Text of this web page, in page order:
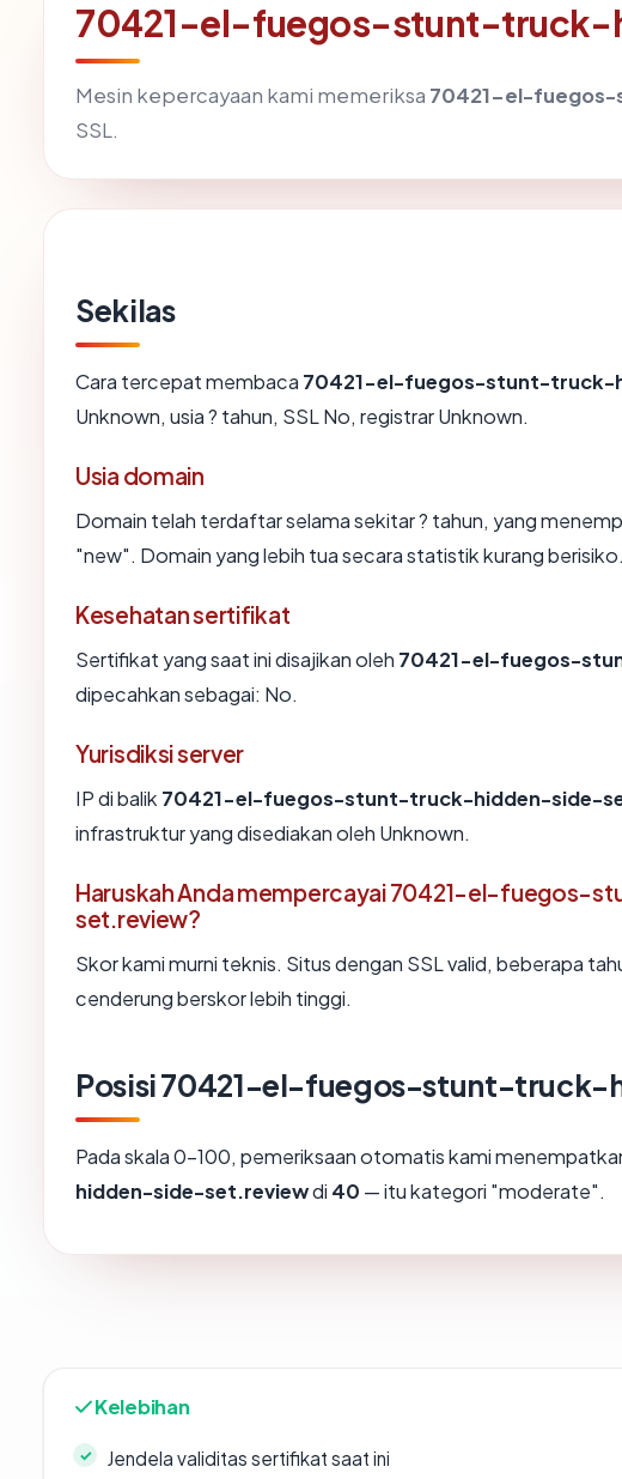
70421-el-fuegos-stunt-truck-
Mesin kepercayaan kami memeriksa 70421-el-
SSL.
Sekilas
Cara tercepat membaca 70421-el-fuegos-stunt-truck-
Unknown, usia ? tahun, SSL No, registrar Unknown.
Usia domain
Domain telah terdaftar selama sekitar ? tahun, yang
"new". Domain yang lebih tua secara statistik kurang berisiko.
Kesehatan sertifikat
Sertifikat yang saat ini disajikan oleh 70421-el-fuegos-
dipecahkan sebagai: No.
Yurisdiksi server
IP di balik 70421-el-fuegos-stunt-truck-hidden-side-
infrastruktur yang disediakan oleh Unknown.
Haruskah Anda mempercayai 70421-el-
set.review?
Skor kami murni teknis. Situs dengan SSL valid, beberapa
cenderung berskor lebih tinggi.
Posisi 70421-el-fuegos-stunt-
Pada skala 0-100, pemeriksaan otomatis kami
hidden-side-set.reviewdi 40 — itu kategori "moderate".
Kelebihan
Jendela validitas sertifikat saat ini